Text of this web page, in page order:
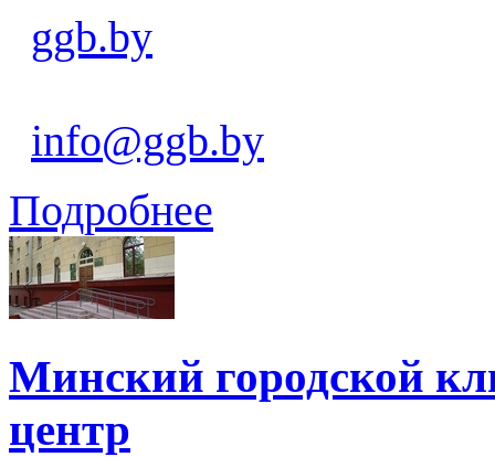
ggb.by
info@ggb.by
Подробнее
Минский городской
центр